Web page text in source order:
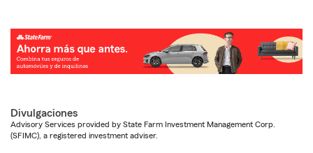
Divulgaciones
Advisory Services provided by State Farm Investment Management Corp.
(SFIMC), a registered investment adviser.